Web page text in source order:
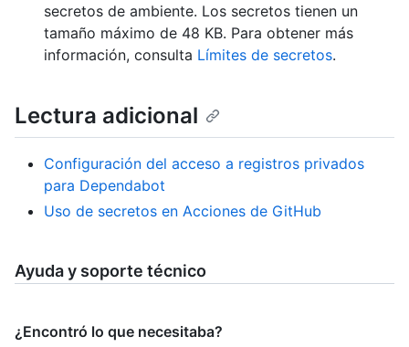
secretos de ambiente. Los secretos tienen un
tamaño máximo de 48 KB. Para obtener más
información, consulta Límites de secretos.
Lectura adicional
Configuración del acceso a registros privados
para Dependabot
Uso de secretos en Acciones de GitHub
Ayuda y soporte técnico
¿Encontró lo que necesitaba?